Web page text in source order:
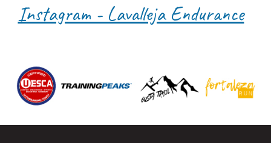
Instagram - Lavalleja Endurance